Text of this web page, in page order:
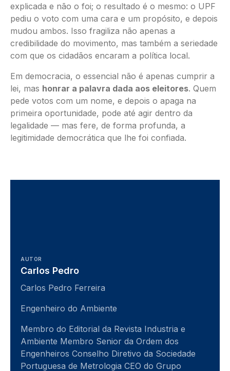
explicada e não o foi; o resultado é o mesmo: o UPF
pediu o voto com uma cara e um propósito, e depois
mudou ambos. Isso fragiliza não apenas a
credibilidade do movimento, mas também a seriedade
com que os cidadãos encaram a política local.
Em democracia, o essencial não é apenas cumprir a
lei, mas honrar a palavra dada aos eleitores. Quem
pede votos com um nome, e depois o apaga na
primeira oportunidade, pode até agir dentro da
legalidade — mas fere, de forma profunda, a
legitimidade democrática que lhe foi confiada.
AUTOR
Carlos Pedro
Carlos Pedro Ferreira
Engenheiro do Ambiente
Membro do Editorial da Revista Industria e
Ambiente Membro Senior da Ordem dos
Engenheiros Conselho Diretivo da Sociedade
Portuguesa de Metrologia CEO do Grupo